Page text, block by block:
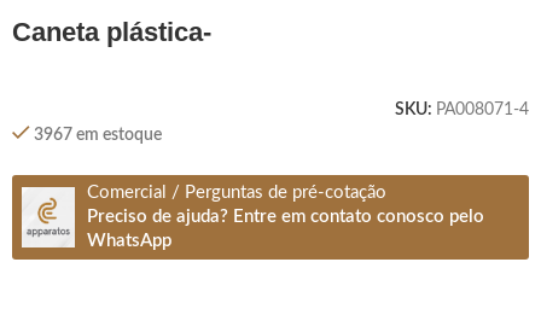
caneta plástica-
SKU: PA008071-4
3967 em estoque
Comercial / Perguntas de pré-cotação
Preciso de ajuda? Entre em contato conosco pelo
WhatsApp